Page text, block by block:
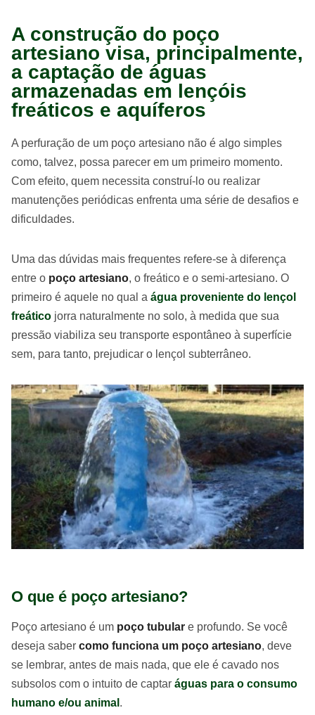
A construção do poço
artesiano visa, principalmente,
a captação de águas
armazenadas em lençóis
freáticos e aquíferos
A perfuração de um poço artesiano não é algo simples
como, talvez, possa parecer em um primeiro momento.
Com efeito, quem necessita construí-lo ou realizar
manutenções periódicas enfrenta uma série de desafios e
dificuldades.
Uma das dúvidas mais frequentes refere-se à diferença
entre o poço artesiano, o freático e o semi-artesiano. O
primeiro é aquele no qual a água proveniente do lençol
freático jorra naturalmente no solo, à medida que sua
pressão viabiliza seu transporte espontâneo à superfície
sem, para tanto, prejudicar o lençol subterrâneo.
O que é poço artesiano?
Poço artesiano é um poço tubular e profundo. Se você
deseja saber como funciona um poço artesiano, deve
se lembrar, antes de mais nada, que ele é cavado nos
subsolos com o intuito de captar águas para o consumo
humano e/ou animal .